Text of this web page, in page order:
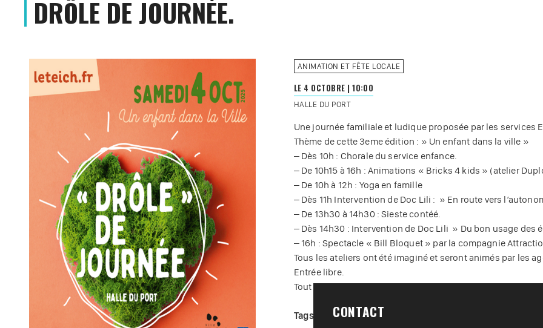
DRÔLE DE JOURNÉE.
ANIMATION ET FÊTE LOCALE
LE 4 OCTOBRE |10:00
HALLE DU PORT
Une journée familiale et ludique proposée par les services
Thème de cette 3eme édition : » Un enfant dans la ville »
– Dès 10h : Chorale du service enfance.
– De 10h15 à 16h : Animations « Bricks 4 kids » (atelier
– De 10h à 12h : Yoga en famille
– Dès 11h Intervention de Doc Lili : » En route vers
– De 13h30 à 14h30 : Sieste contéé.
– Dès 14h30 : Intervention de Doc Lili » Du bon usage des
– 16h : Spectacle « Bill Bloquet » par la compagnie
Tous les ateliers ont été imaginé et seront animés par les
Entrée libre.
Tout public.
Tags : Animation Jeune Public
CONTACT